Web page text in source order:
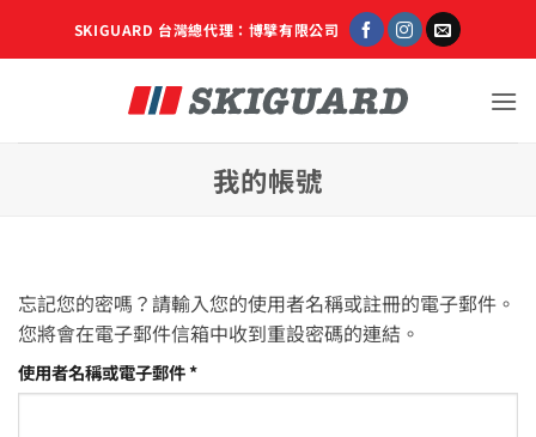
SKIGUARD 台灣總代理：博擘有限公司
我的帳號
忘記您的密嗎？請輸入您的使用者名稱或註冊的電子郵件。
您將會在電子郵件信箱中收到重設密碼的連結。
使用者名稱或電子郵件*必
填